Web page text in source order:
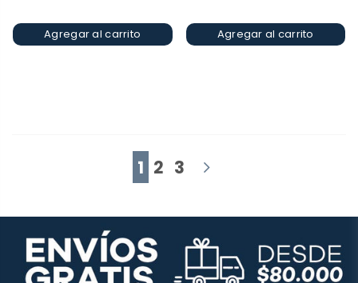
Agregar al carrito Agregar al carrito
1 2 3